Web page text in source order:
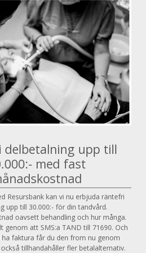
delbetalning upp till
med fast
Resursbank kan vi nu erbjuda räntefri
upp till 30.000:- för din tandvård.
oavsett behandling och hur många.
genom att SMS:a TAND till 71690. Och
faktura får du den from nu genom
tillhandahåller fler betalalternativ.